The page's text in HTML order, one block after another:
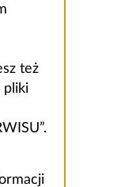
też
pliki